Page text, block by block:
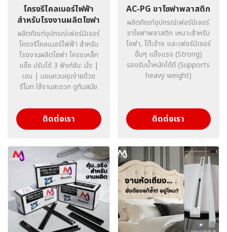
โครงรีไคลเนอร์ไฟฟ้า
สำหรับโรงงานผลิตโซฟา
ผลิตภัณฑ์อุปกรณ์เฟอร์นิเจอร์
โครงรีไคลเนอร์ไฟฟ้า สำหรับ
โรงงานผลิตโซฟา โครงเหล็ก
แข็ง ปรับได้ 3 ฟังก์ชัน: นั่ง |
เอน | นอนควบคุมง่ายด้วย
รีโมท ใช้งานสะดวก ดูทันสมัย
ติดต่อเรา
AC-PG ขาโซฟาพลาสติก
ผลิตภัณฑ์อุปกรณ์เฟอร์นิเจอร์
ขาโซฟาพลาสติก เหมาะสำหรับ
โซฟา, โต๊ะข้าง และเฟอร์นิเจอร์
อื่นๆ แข็งแรง (Strong)
รองรับน้ำหนักได้ดี (Supports
heavy weight)
ติดต่อเรา